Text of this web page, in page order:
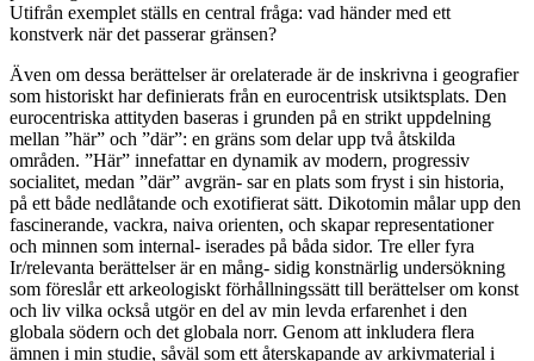
Utifrån exemplet ställs en central fråga: vad händer med ett
konstverk när det passerar gränsen?
Även om dessa berättelser är orelaterade är de inskrivna i geografier
som historiskt har definierats från en eurocentrisk utsiktsplats. Den
eurocentriska attityden baseras i grunden på en strikt uppdelning
mellan ”här” och ”där”: en gräns som delar upp två åtskilda
områden. ”Här” innefattar en dynamik av modern, progressiv
socialitet, medan ”där” avgrän- sar en plats som fryst i sin historia,
på ett både nedlåtande och exotifierat sätt. Dikotomin målar upp den
fascinerande, vackra, naiva orienten, och skapar representationer
och minnen som internal- iserades på båda sidor. Tre eller fyra
Ir/relevanta berättelser är en mång- sidig konstnärlig undersökning
som föreslår ett arkeologiskt förhållningssätt till berättelser om konst
och liv vilka också utgör en del av min levda erfarenhet i den
globala södern och det globala norr. Genom att inkludera flera
ämnen i min studie, såväl som ett återskapande av arkivmaterial i